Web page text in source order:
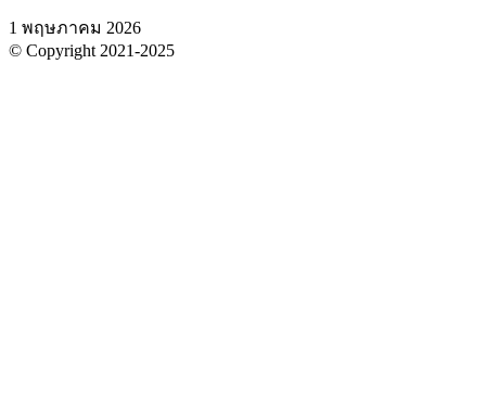
1 พฤษภาคม 2026
© Copyright 2021-2025